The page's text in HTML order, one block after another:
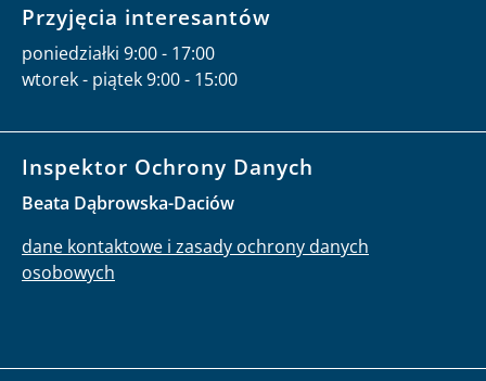
Przyjęcia interesantów
poniedziałki 9:00 - 17:00
wtorek - piątek 9:00 - 15:00
Inspektor Ochrony Danych
Beata Dąbrowska-Daciów
dane kontaktowe i zasady ochrony danych
osobowych